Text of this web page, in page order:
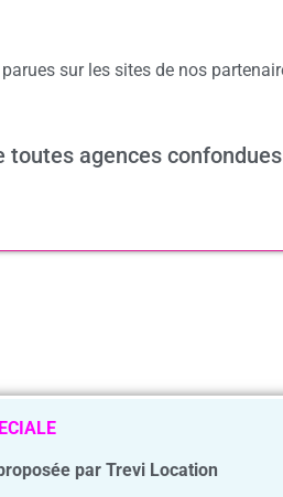
sur les sites de nos
toutes agences confondues
par Trevi Location